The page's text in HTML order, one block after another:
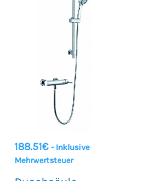
188.51€ - Inklusive
Mehrwertsteuer